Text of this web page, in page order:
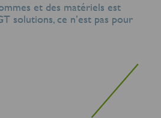
et des matériels est
solutions, ce n’est pas pour